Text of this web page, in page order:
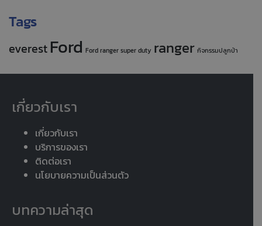
Tags
everest Ford Ford ranger super duty ranger กิจกรรมปลูกป่า
เกี่ยวกับเรา
เกี่ยวกับเรา
บริการของเรา
ติดต่อเรา
นโยบายความเป็นส่วนตัว
บทความล่าสุด